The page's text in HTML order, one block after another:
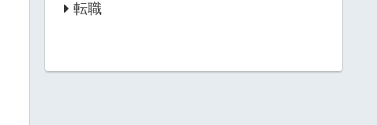
転職